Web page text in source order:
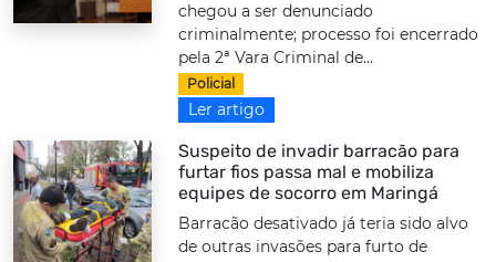
chegou a ser denunciado
criminalmente; processo foi encerrado
pela 2ª Vara Criminal de...
Policial
Ler artigo
Suspeito de invadir barracão para
furtar fios passa mal e mobiliza
equipes de socorro em Maringá
Barracão desativado já teria sido alvo
de outras invasões para furto de